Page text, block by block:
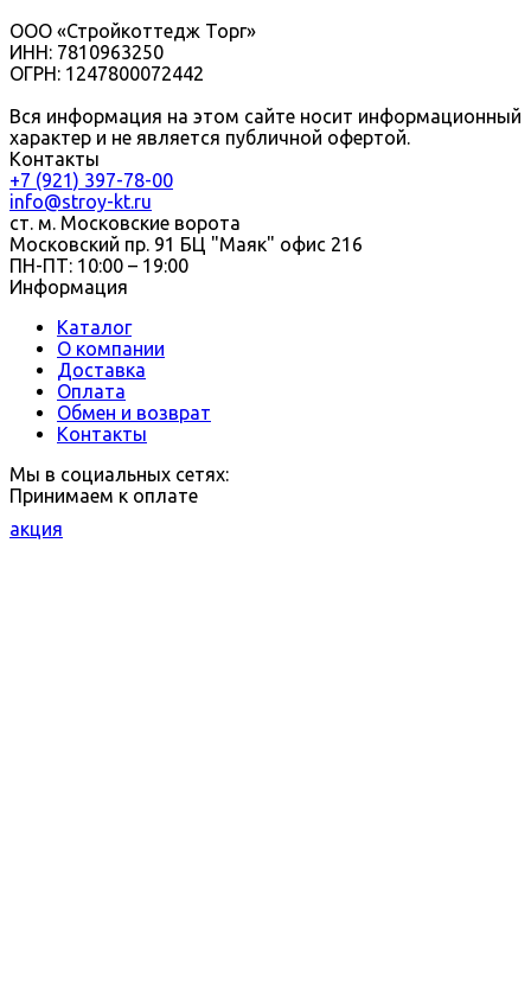
ООО «Стройкоттедж Торг»
ИНН: 7810963250
ОГРН: 1247800072442
Вся информация на этом сайте носит информационный
характер и не является публичной офертой.
Контакты
+7 (921) 397-78-00
info@stroy-kt.ru
ст. м. Московские ворота
Московский пр. 91 БЦ "Маяк" офис 216
ПН-ПТ: 10:00 – 19:00
Информация
Каталог
О компании
Доставка
Оплата
Обмен и возврат
Контакты
Мы в социальных сетях:
Принимаем к оплате
акция